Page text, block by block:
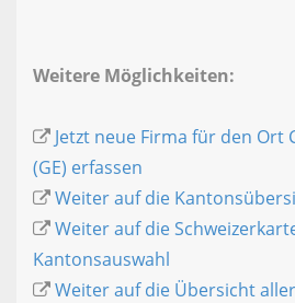
Weitere Möglichkeiten:
Jetzt neue Firma für den Ort
(GE) erfassen
Weiter auf die
Weiter auf die
Kantonsauswahl
Weiter auf die Übersicht